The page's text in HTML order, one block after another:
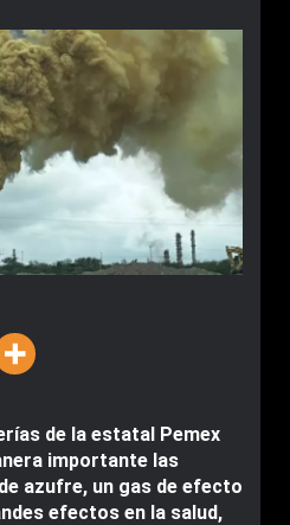
de la estatal Pemex
importante las
azufre, un gas de efecto
efectos en la salud,